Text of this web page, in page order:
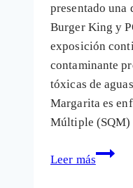
presentado una
Burger King y
exposición
contaminante
tóxicas de
Margarita es
Múltiple (SQM)
Leer más
Querella